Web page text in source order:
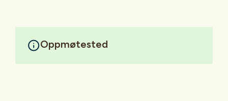
Oppmøtested